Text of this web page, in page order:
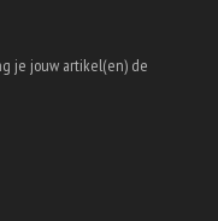
je jouw artikel(en) de